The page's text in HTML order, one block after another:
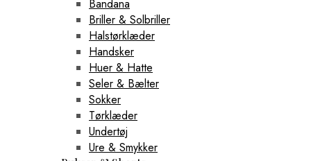
Bandana
Briller & Solbriller
Halstørklæder
Handsker
Huer & Hatte
Seler & Bælter
Sokker
Tørklæder
Undertøj
Ure & Smykker